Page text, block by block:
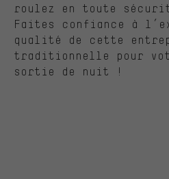
roulez en toute
Faites confiance à
qualité de cette
traditionnelle pour
sortie de nuit !